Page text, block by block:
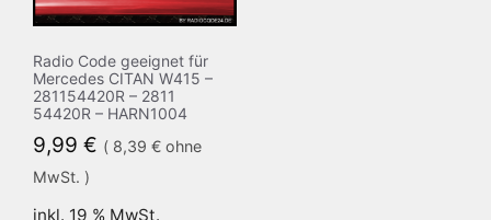
Radio Code geeignet für
Mercedes CITAN W415 –
281154420R – 2811
54420R – HARN1004
9,99 € ( 8,39 € ohne
MwSt. )
inkl. 19 % MwSt.